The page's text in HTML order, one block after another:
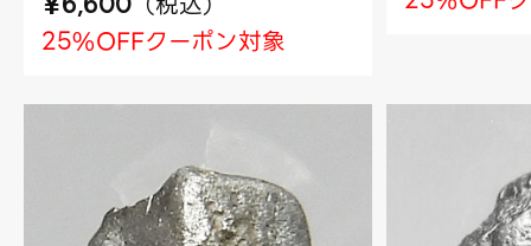
25%OFFクーポン対象